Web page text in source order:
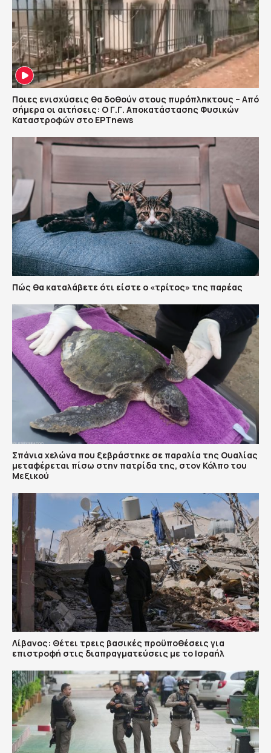
Ποιες ενισχύσεις θα δοθούν στους πυρόπληκτους – Από
σήμερα οι αιτήσεις: Ο Γ.Γ. Αποκατάστασης Φυσικών
Καταστροφών στο ΕΡΤnews
Πώς θα καταλάβετε ότι είστε ο «τρίτος» της παρέας
Σπάνια χελώνα που ξεβράστηκε σε παραλία της Ουαλίας
μεταφέρεται πίσω στην πατρίδα της, στον Κόλπο του
Μεξικού
Λίβανος: Θέτει τρεις βασικές προϋποθέσεις για
επιστροφή στις διαπραγματεύσεις με το Ισραήλ